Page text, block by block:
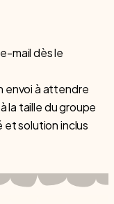
mail dès le
envoi à attendre
la taille du groupe
et solution inclus